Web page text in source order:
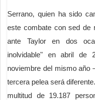
Serrano, quien ha sido
este combate con sed de
ante Taylor en dos
inolvidable" en abril de
noviembre del mismo año
tercera pelea será
multitud de 19.187